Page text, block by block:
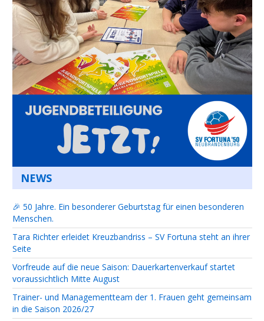
NEWS
🎉 50 Jahre. Ein besonderer Geburtstag für einen besonderen
Menschen.
Tara Richter erleidet Kreuzbandriss – SV Fortuna steht an ihrer
Seite
Vorfreude auf die neue Saison: Dauerkartenverkauf startet
voraussichtlich Mitte August
Trainer- und Managementteam der 1. Frauen geht gemeinsam
in die Saison 2026/27